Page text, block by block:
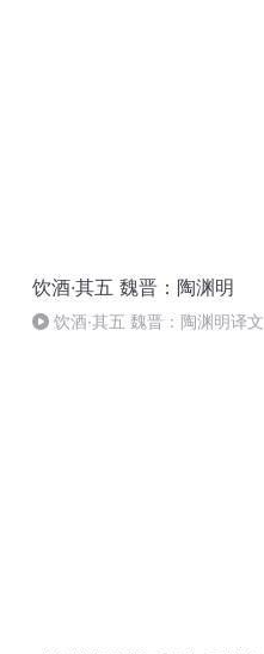
饮酒·其五 魏晋：陶渊明
饮酒·其五 魏晋：陶渊明译文